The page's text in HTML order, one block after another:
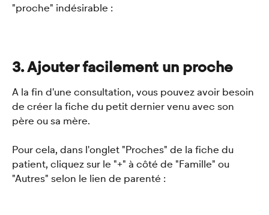
"proche" indésirable :
3. Ajouter facilement un proche
A la fin d'une consultation, vous pouvez avoir besoin
de créer la fiche du petit dernier venu avec son
père ou sa mère.
Pour cela, dans l'onglet "Proches" de la fiche du
patient, cliquez sur le "+" à côté de "Famille" ou
"Autres" selon le lien de parenté :